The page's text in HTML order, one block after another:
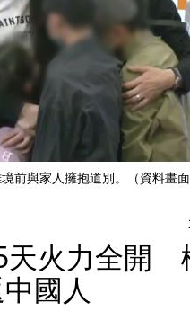
前與家人擁抱道別。（資料畫面
天火力全開
國人